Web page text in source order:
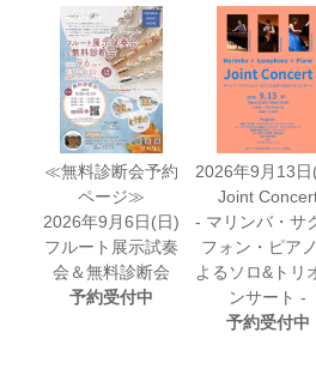
≪無料診断会予約
ページ≫
2026年9月6日(日)
フルート展示試奏
会＆無料診断会
予約受付中
2026年9月13日
Joint
- マリンバ・サ
フォン・ピア
よるソロ&トリ
ンサート -
予約受付中